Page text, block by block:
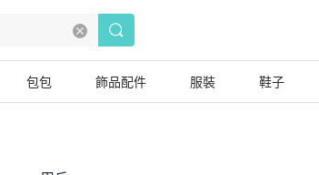
包包 飾品配件 服裝 鞋子